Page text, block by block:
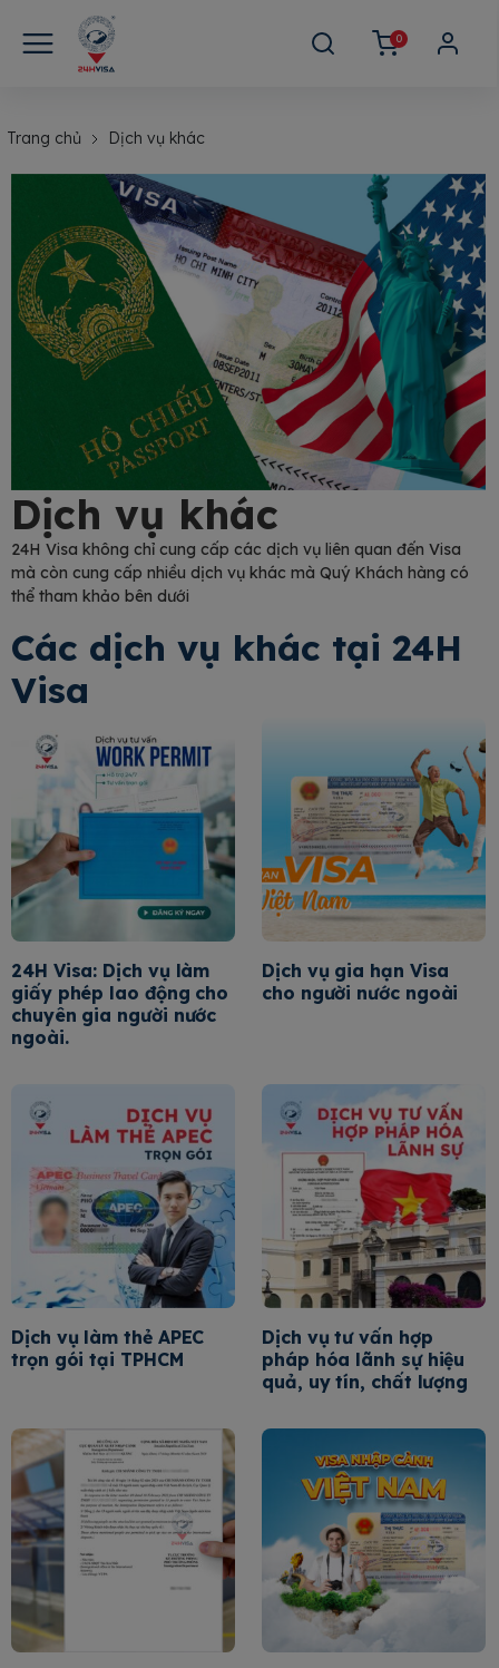
0
Trang chủ Dịch vụ khác
Dịch vụ khác
24H Visa không chỉ cung cấp các dịch vụ liên quan đến Visa
mà còn cung cấp nhiều dịch vụ khác mà Quý Khách hàng có
thể tham khảo bên dưới
Các dịch vụ khác tại 24H
Visa
24H Visa: Dịch vụ làm
giấy phép lao động cho
chuyên gia người nước
ngoài.
Dịch vụ gia hạn Visa
cho người nước ngoài
Dịch vụ làm thẻ APEC
trọn gói tại TPHCM
Dịch vụ tư vấn hợp
pháp hóa lãnh sự hiệu
quả, uy tín, chất lượng